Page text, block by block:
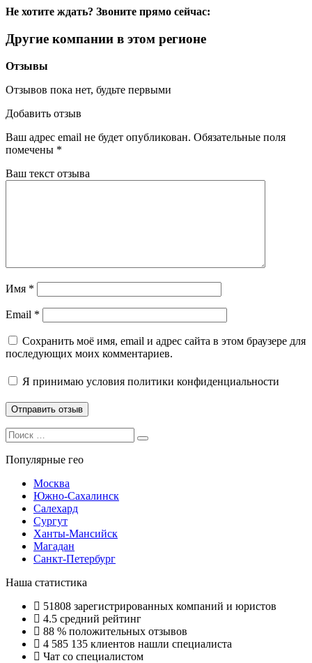
Не хотите ждать? Звоните прямо сейчас:
Другие компании в этом регионе
Отзывы
Отзывов пока нет, будьте первыми
Добавить отзыв
Ваш адрес email не будет опубликован. Обязательные поля
помечены *
Ваш текст отзыва
Имя *
Email *
Сохранить моё имя, email и адрес сайта в этом браузере для
последующих моих комментариев.
Я принимаю условия политики конфиденциальности
Search
for:
Search
Популярные гео
Москва
Южно-Сахалинск
Салехард
Сургут
Ханты-Мансийск
Магадан
Санкт-Петербург
Наша статистика
51808 зарегистрированных компаний и юристов
4.5 средний рейтинг
88 % положительных отзывов
4 585 135 клиентов нашли специалиста
Чат со специалистом